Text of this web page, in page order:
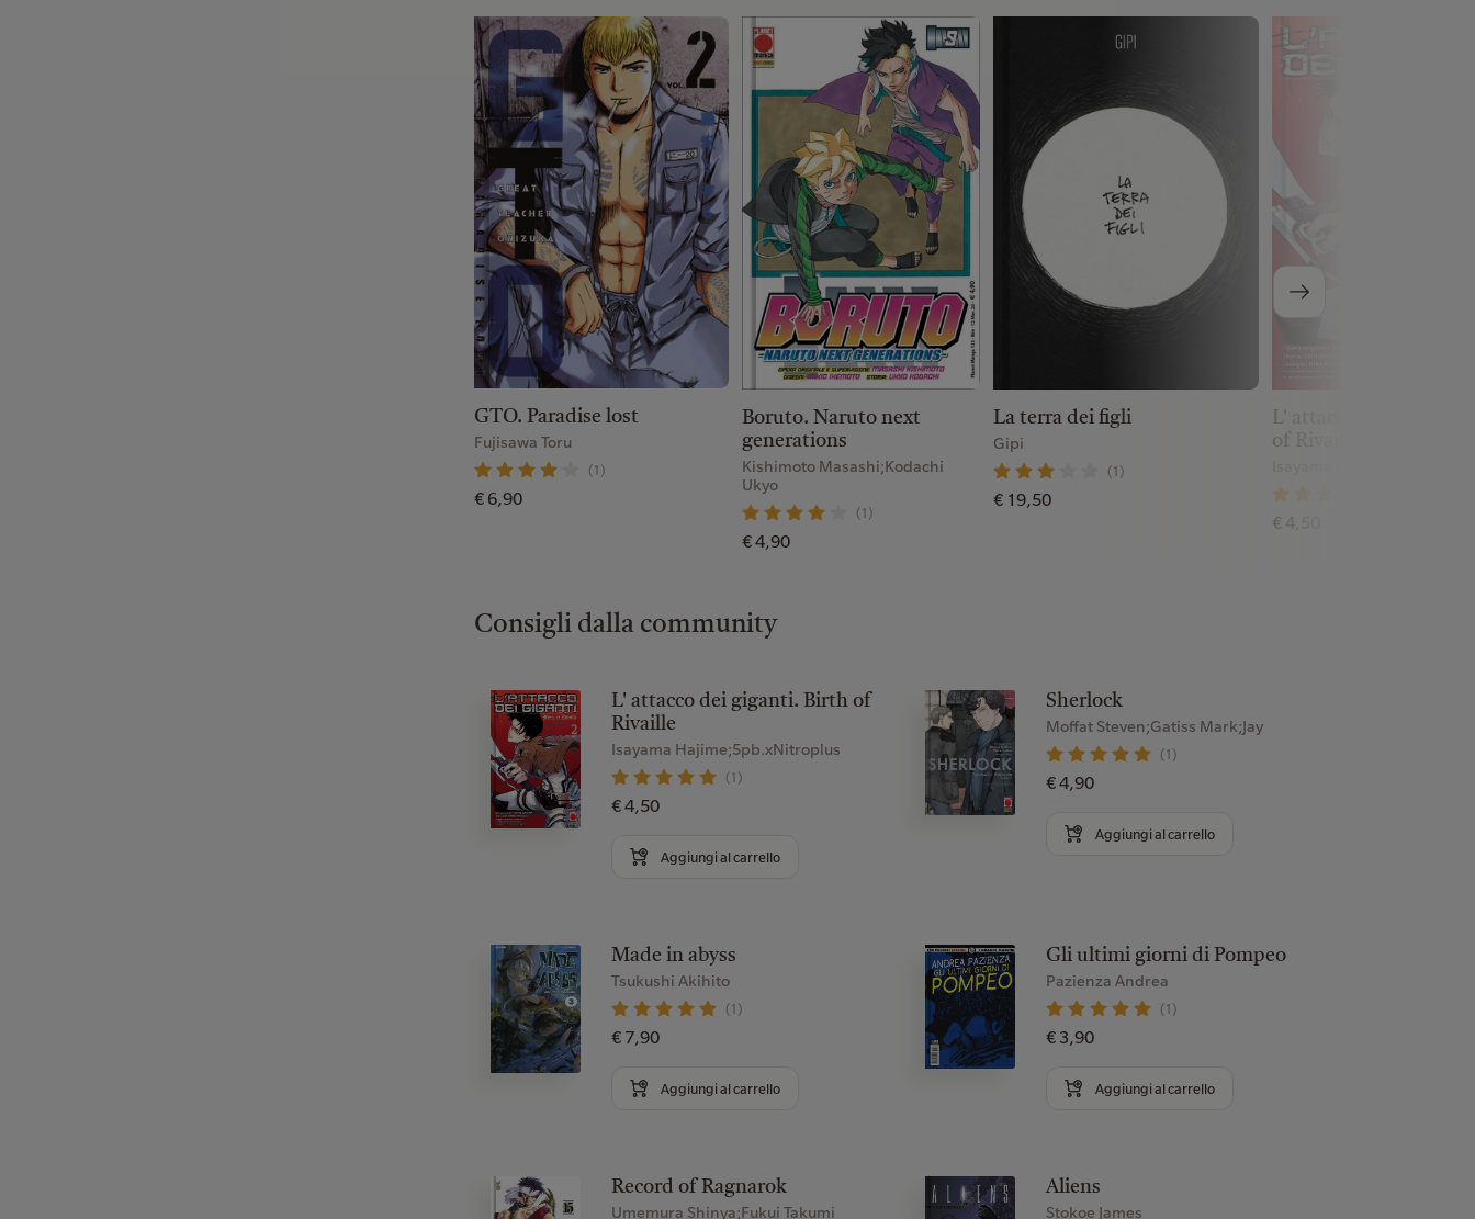
GTO. Paradise lost
Fujisawa Toru
(1)
€ 6,90
Boruto. Naruto next
generations
Kishimoto Masashi;Kodachi
Ukyo
(1)
€ 4,90
La terra dei figli
Gipi
(1)
€ 19,50
L' attacco dei giganti.
of Rivaille
€ 4,50
Consigli dalla community
L' attacco dei giganti. Birth of
Rivaille
Isayama Hajime;5pb.xNitroplus
(1)
€ 4,50
Aggiungi al carrello
Sherlock
Moffat Steven;Gatiss Mark;Jay
(1)
€ 4,90
Aggiungi al carrello
Made in abyss
Tsukushi Akihito
(1)
€ 7,90
Aggiungi al carrello
Gli ultimi giorni di Pompeo
Pazienza Andrea
(1)
€ 3,90
Aggiungi al carrello
Record of Ragnarok
Umemura Shinya;Fukui Takumi
Aliens
Stokoe James